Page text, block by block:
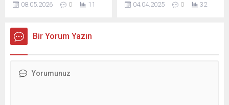
üzerine çıkan küresel bir
Şirket, 15 yaşın altındakilere
sosyal medya erişimini
gençlere uygun deneyimler
08.05.2026 0 11
Osman Gazi’yi Anma ve
04.04.2025 0 32
Bir Yorum Yazın